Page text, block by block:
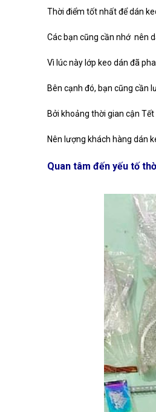
Thời điểm tốt nhất để dán
Các bạn cũng cần nhớ nên
Vì lúc này lớp keo dán đã
Bên cạnh đó, bạn cũng cần
Bởi khoảng thời gian cận
Nên lượng khách hàng dán
Quan tâm đến yếu tố